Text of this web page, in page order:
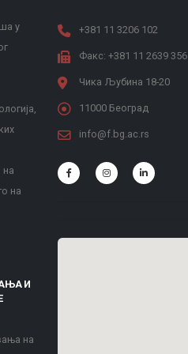
у
на
на
И
на
+381 11 3206 102
Факс: +381 11 2639 356
Чика Љубина 18-20
11000 Београд
info@f.bg.ac.rs